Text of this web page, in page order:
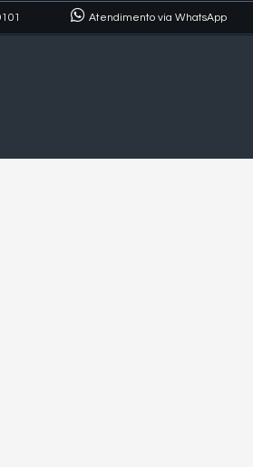
Atendimento via WhatsApp